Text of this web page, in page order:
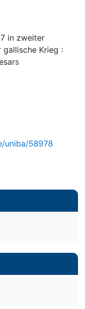
in zweiter
gallische Krieg :
vgl.
uniba/58978